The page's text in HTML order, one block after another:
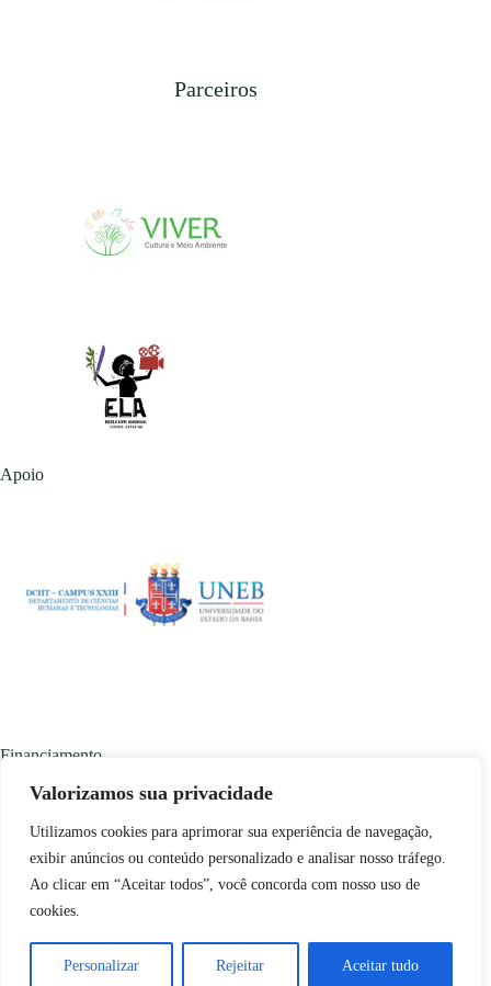
Valorizamos sua privacidade
Utilizamos cookies para aprimorar sua experiência de navegação,
exibir anúncios ou conteúdo personalizado e analisar nosso tráfego.
Ao clicar em “Aceitar todos”, você concorda com nosso uso de
cookies.
Personalizar Rejeitar Aceitar tudo
Parceiros
Apoio
Financiamento
Conteúdo disponível emcopyleft🄯 através da licença
Creative Commons BY-NC-SA. Desenvolvido pela